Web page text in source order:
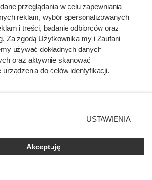
do śmierci większej
niż Hitler i Stalin
Mimo to czczą go
przeglądania w celu zapewniania
reklam, wybór spersonalizowanych
i treści, badanie odbiorców oraz
Za zgodą Użytkownika my i Zaufani
używać dokładnych danych
oraz aktywnie skanować
do celów identyfikacji.
klikając przycisk ustawień prywatności
lewym dolnym rogu strony. Niektóre
masz prawo sprzeciwić się takiemu
będą miały zastosowania tylko
USTAWIENIA
Akceptuję